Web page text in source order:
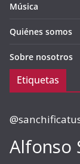
Música
Quiénes somos
Sobre nosotros
Etiquetas
Alfonso